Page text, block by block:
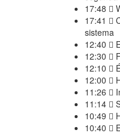
17:48
17:41
sistema
12:40
12:30
12:10
12:00
11:26
11:14
10:49
10:40